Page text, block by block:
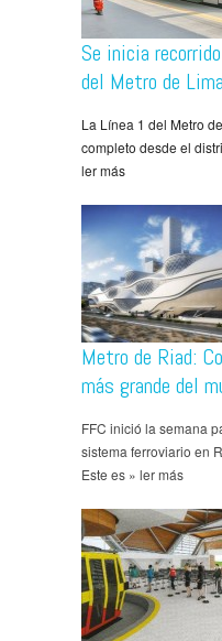
Se inicia
del Metro de Lima
La Línea 1 del Metro
completo desde el
ler más
Metro de Riad:
más grande del
FFC inició la semana
sistema ferroviario en
Este es » ler más